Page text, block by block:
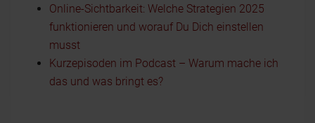
Online-Sichtbarkeit: Welche Strategien 2025
funktionieren und worauf Du Dich einstellen
musst
Kurzepisoden im Podcast – Warum mache ich
das und was bringt es?